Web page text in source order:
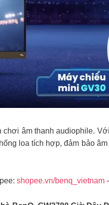
chơi âm thanh audiophile.
loa tích hợp, đảm bảo
shopee.vn/benq_vietnam